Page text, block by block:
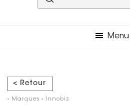
Menu
< Retour
› Marques › Innobiz